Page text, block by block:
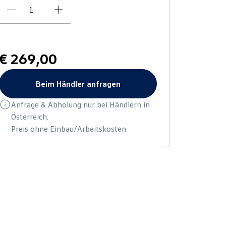
269,00
Beim Händler anfragen
Anfrage & Abholung nur bei Händlern in
Österreich.
Preis ohne Einbau/Arbeitskosten.